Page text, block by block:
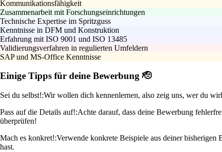
Kommunikationsfähigkeit
Zusammenarbeit mit Forschungseinrichtungen
Technische Expertise im Spritzguss
Kenntnisse in DFM und Konstruktion
Erfahrung mit ISO 9001 und ISO 13485
Validierungsverfahren in regulierten Umfeldern
SAP und MS-Office Kenntnisse
Einige Tipps für deine Bewerbung 🫡
Sei du selbst!:Wir wollen dich kennenlernen, also zeig uns, wer du
Pass auf die Details auf!:Achte darauf, dass deine Bewerbung
überprüfen!
Mach es konkret!:Verwende konkrete Beispiele aus deiner
hast.